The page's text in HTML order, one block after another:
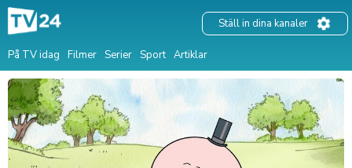
På TV idag Filmer Serier Sport Artiklar
Ställ in dina kanaler